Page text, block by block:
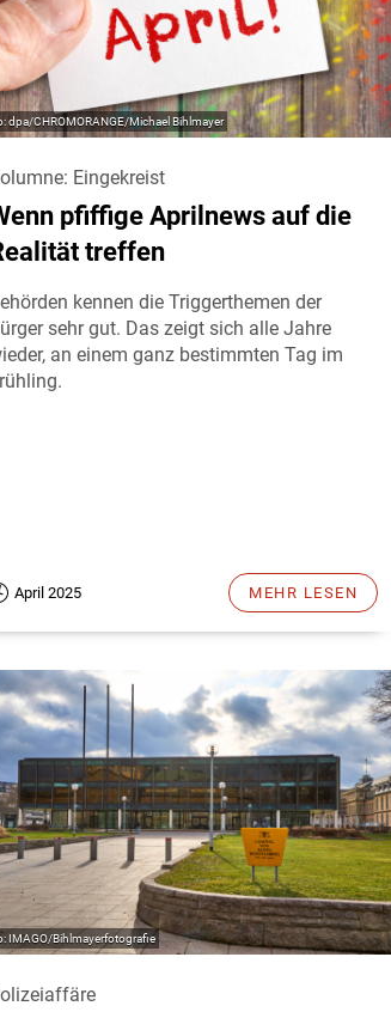
dpa/CHROMORANGE/Michael Bihlmayer
Eingekreist
pfiffige Aprilnews auf die
treffen
kennen die Triggerthemen der
sehr gut. Das zeigt sich alle Jahre
an einem ganz bestimmten Tag im
April 2025 MEHR LESEN
IMAGO/Bihlmayerfotografie